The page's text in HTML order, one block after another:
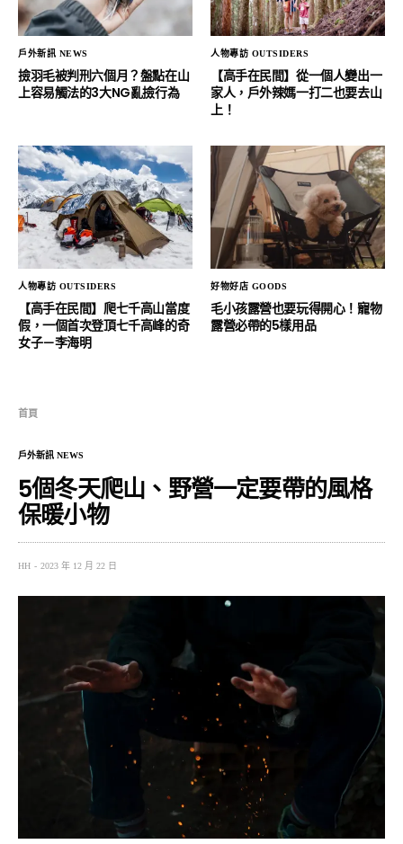
戶外新訊 NEWS
撿羽毛被判刑六個月？盤點在山
上容易觸法的3大NG亂撿行為
人物專訪 OUTSIDERS
【高手在民間】從一個人變出一
家人，戶外辣媽一打二也要去山
上！
人物專訪 OUTSIDERS
【高手在民間】爬七千高山當度
假，一個首次登頂七千高峰的奇
女子－李海明
好物好店 GOODS
毛小孩露營也要玩得開心！寵物
露營必帶的5樣用品
首頁
戶外新訊 NEWS
5個冬天爬山、野營一定要帶的風格
保暖小物
HH 2023 年 12 月 22 日